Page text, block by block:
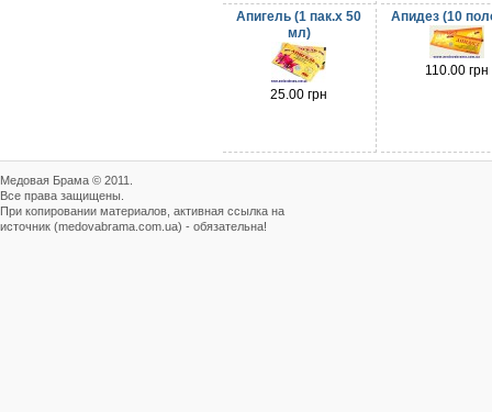
Апигель (1 пак.х 50
мл)
25.00 грн
Апидез (10
110.00 грн
Медовая Брама © 2011.
Все права защищены.
При копировании материалов, активная ссылка на
источник (medovabrama.com.ua) - обязательна!